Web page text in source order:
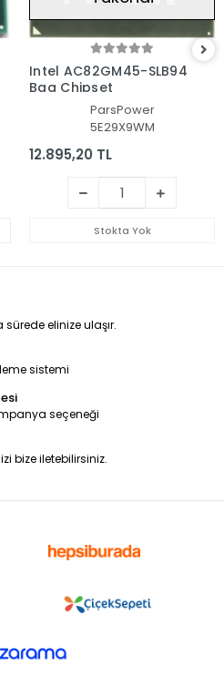
Intel AC82GM45-SLB94
Bga Chipset
ParsPower
5E29X9WM
12.895,20 TL
Stokta Yok
sürede elinize ulaşır.
sistemi
seçeneği
bize iletebilirsiniz.